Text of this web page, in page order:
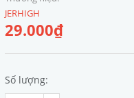
JERHIGH
29.000₫
Số lượng: